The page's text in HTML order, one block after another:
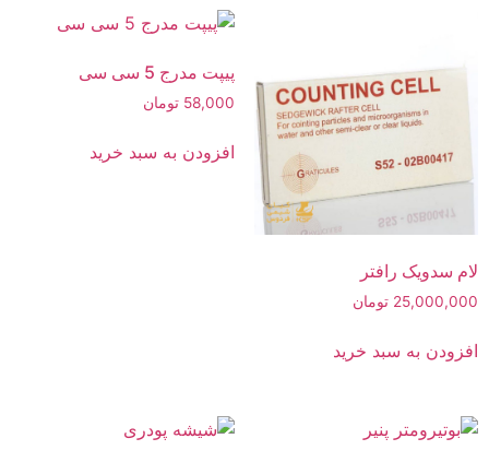
لام سدویک رافتر
25,000,000 تومان
افزودن به سبد خرید
پیپت مدرج 5 سی سی
58,000 تومان
افزودن به سبد خرید